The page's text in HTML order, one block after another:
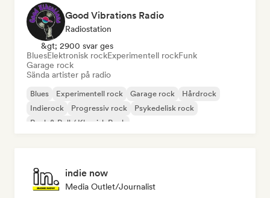
Good Vibrations Radio
Radiostation
&gt; 2900 svar ges
BluesElektronisk rockExperimentell rockFunk
Garage rock
Sända artister på radio
Blues Experimentell rock Garage rock
Hårdrock
Indierock
Progressiv rock
Psykedelisk rock
Rock & Roll / Klassisk Rock
indie now
Media Outlet/Journalist